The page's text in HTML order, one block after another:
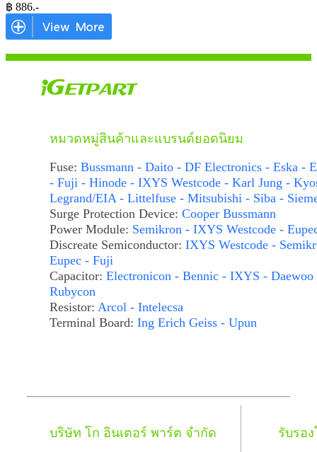
฿ 886.-
หมวดหมู่สินค้าและแบรนด์ยอดนิยม
Fuse: Bussmann - Daito - DF Electronics - Eska -
- Fuji - Hinode - IXYS Westcode - Karl Jung -
Legrand/EIA - Littelfuse - Mitsubishi - Siba -
Surge Protection Device: Cooper Bussmann
Power Module: Semikron - IXYS Westcode -
Discreate Semiconductor: IXYS Westcode -
Eupec - Fuji
Capacitor: Electronicon - Bennic - IXYS - Daewoo
Rubycon
Resistor: Arcol - Intelecsa
Terminal Board: Ing Erich Geiss - Upun
บริษัท โก อินเตอร์ พาร์ต จำกัด
รับรอ